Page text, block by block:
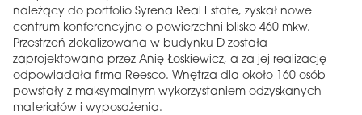
należący do portfolio Syrena Real Estate, zyskał nowe
centrum konferencyjne o powierzchni blisko 460 mkw.
Przestrzeń zlokalizowana w budynku D została
zaprojektowana przez Anię Łoskiewicz, a za jej realizację
odpowiadała firma Reesco. Wnętrza dla około 160 osób
powstały z maksymalnym wykorzystaniem odzyskanych
materiałów i wyposażenia.